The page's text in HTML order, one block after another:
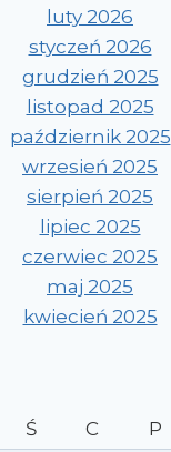
luty 2026
styczeń 2026
grudzień 2025
listopad 2025
październik 2025
wrzesień 2025
sierpień 2025
lipiec 2025
czerwiec 2025
maj 2025
kwiecień 2025
Ś C P